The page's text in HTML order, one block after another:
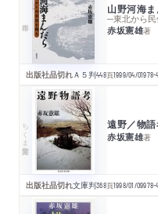
山野河海
─東北から
赤坂憲雄著
出版社品切れＡ５判448頁1999/04/01978-
ちくま学芸文庫 遠野／物
赤坂憲雄著
出版社品切れ文庫判368頁1998/01/09978-